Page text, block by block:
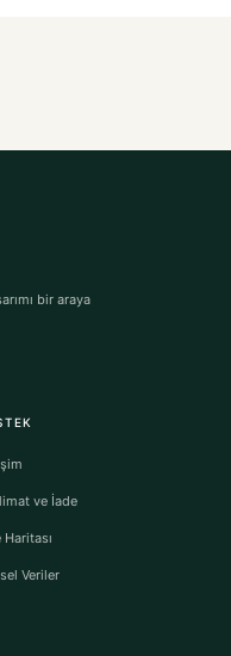
bir araya
ve İade
Haritası
Veriler